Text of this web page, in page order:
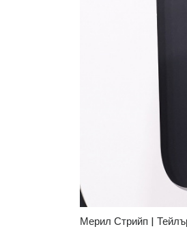
Мерил Стрийп |